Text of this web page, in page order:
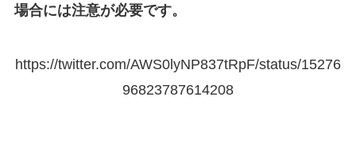
場合には注意が必要です。
https://twitter.com/AWS0lyNP837tRpF/status/15276
96823787614208